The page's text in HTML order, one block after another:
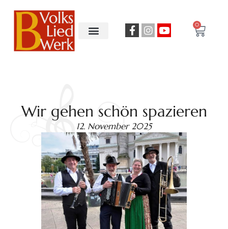
0
Wir gehen schön spazieren
12. November 2025